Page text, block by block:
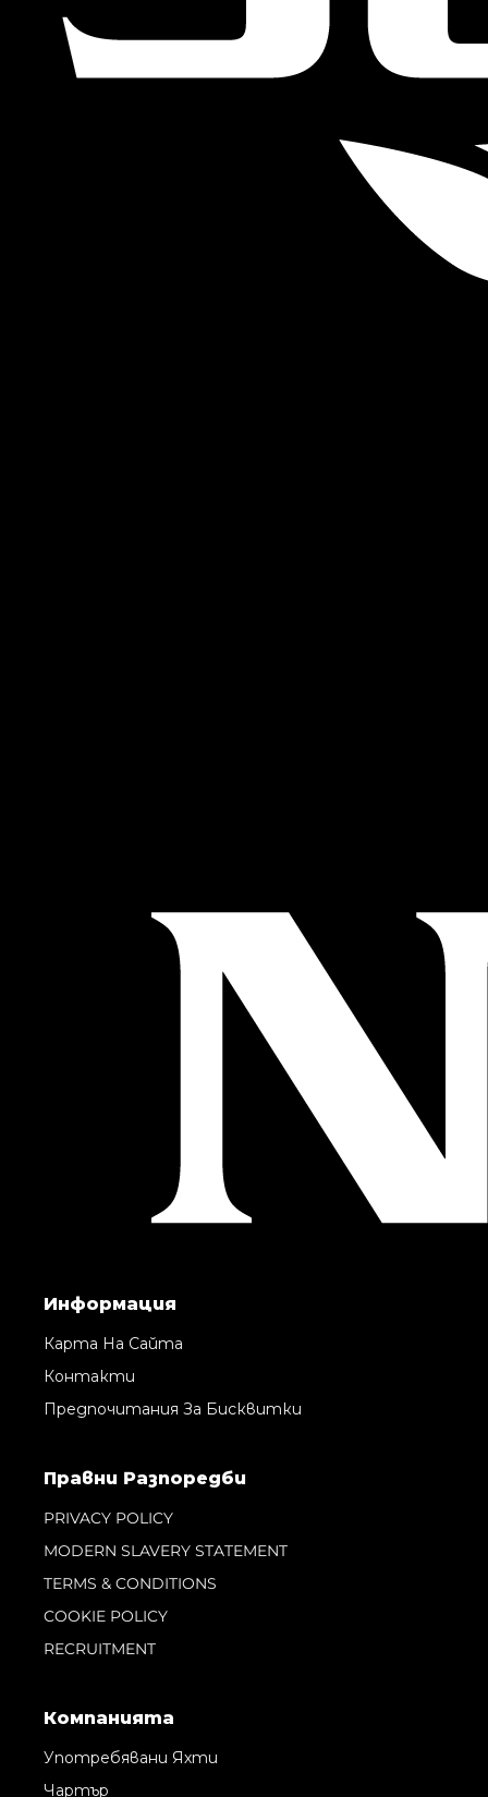
Информация
Карта На Сайта
Контакти
Предпочитания За Бисквитки
Правни Pазпоредби
PRIVACY POLICY
MODERN SLAVERY STATEMENT
TERMS & CONDITIONS
COOKIE POLICY
RECRUITMENT
Компанията
Употребявани Яхти
Чартър